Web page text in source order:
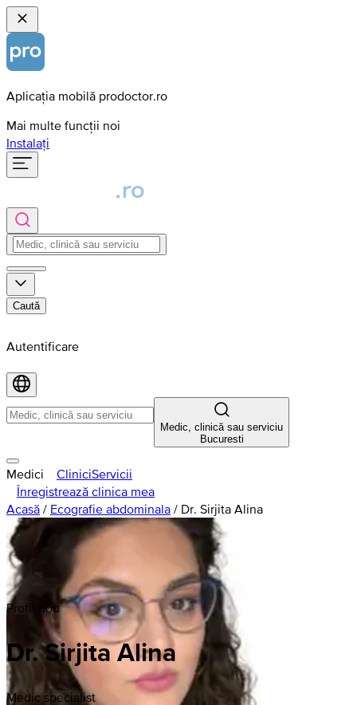
Aplicația mobilă prodoctor.ro
Mai multe funcții noi
Instalați
Caută
Autentificare
Medic, clinică sau serviciu
Bucuresti
Medici CliniciServicii
Înregistrează clinica mea
Acasă / Ecografie abdominala / Dr. Sirjita Alina
Profil nou
Dr. Sirjita Alina
Medic specialist